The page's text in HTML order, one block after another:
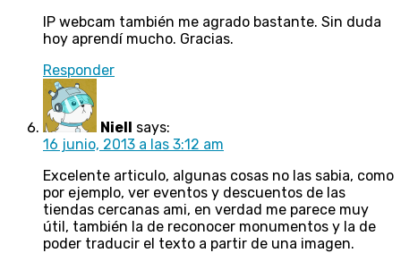
IP webcam también me agrado bastante. Sin duda
hoy aprendí mucho. Gracias.
Responder
Niell says:
16 junio, 2013 a las 3:12 am
Excelente articulo, algunas cosas no las sabia, como
por ejemplo, ver eventos y descuentos de las
tiendas cercanas ami, en verdad me parece muy
útil, también la de reconocer monumentos y la de
poder traducir el texto a partir de una imagen.